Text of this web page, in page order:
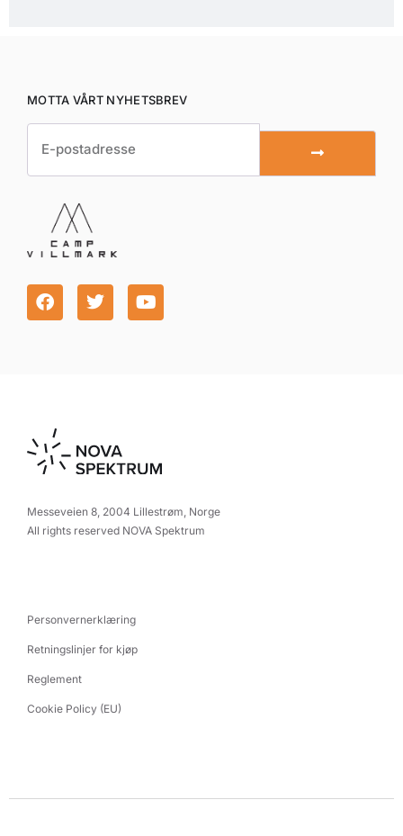
MOTTA VÅRT NYHETSBREV
Messeveien 8, 2004 Lillestrøm, Norge
All rights reserved NOVA Spektrum
Personvernerklæring
Retningslinjer for kjøp
Reglement
Cookie Policy (EU)